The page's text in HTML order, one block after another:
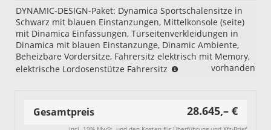
DYNAMIC-DESIGN-Paket: Dynamica Sportschalensitze in
Schwarz mit blauen Einstanzungen, Mittelkonsole (seite)
mit Dinamica Einfassungen, Türseitenverkleidungen in
Dinamica mit blauen Einstanzunge, Dinamic Ambiente,
Beheizbare Vordersitze, Fahrersitz elektrisch mit Memory,
elektrische Lordosenstütze Fahrersitz
Benoetigt:
Nicht
kombinierbar
vorhanden
Gesamtpreis 28.645,– €